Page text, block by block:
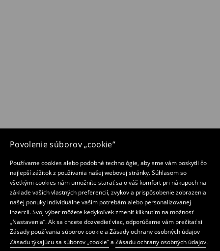
Povolenie súborov „cookie“
Používame cookies alebo podobné technológie, aby sme vám poskytli čo
najlepší zážitok z používania našej webovej stránky. Súhlasom so
všetkými cookies nám umožníte starať sa o váš komfort pri nákupoch na
základe vašich vlastných preferencií, zvykov a prispôsobenie zobrazenia
našej ponuky individuálne vašim potrebám alebo personalizovanej
inzercii. Svoj výber môžete kedykoľvek zmeniť kliknutím na možnosť
„Nastavenia“. Ak sa chcete dozvedieť viac, odporúčame vám prečítať si
Zásady používania súborov cookie a Zásady ochrany osobných údajov
Zásadu týkajúcu sa súborov „cookie“a Zásadu ochrany osobných údajov.